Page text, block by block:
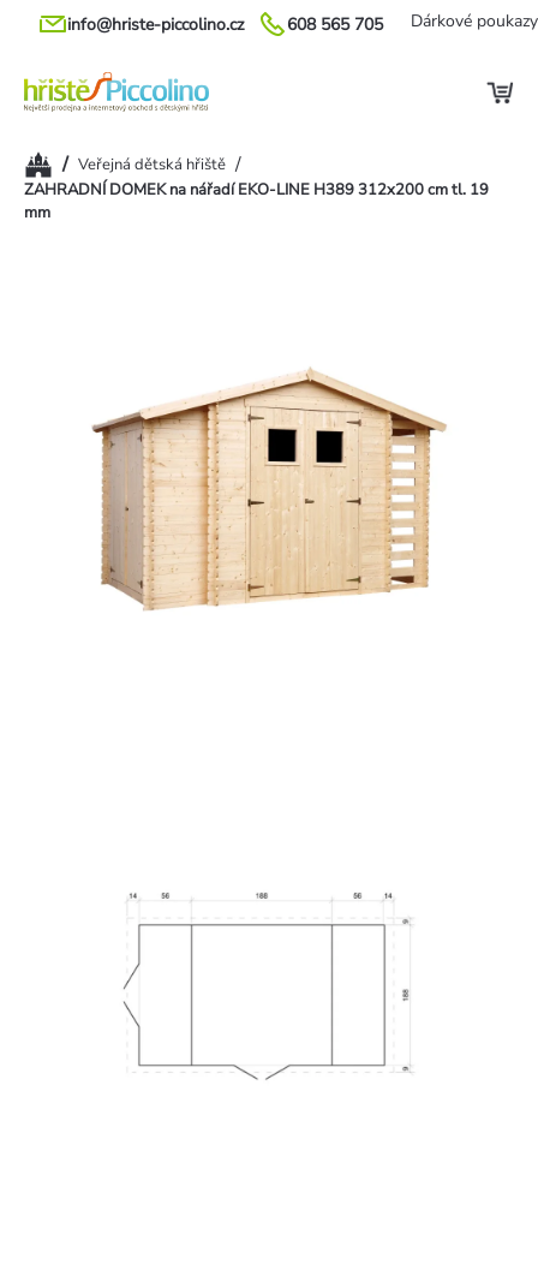
Přejít
608 565 705
info@hriste-piccolino.cz Dárkové poukazy
Domů/ Veřejná dětská hřiště /
ZAHRADNÍ DOMEK na nářadí EKO-LINE H389 312x200 cm tl. 19
mm